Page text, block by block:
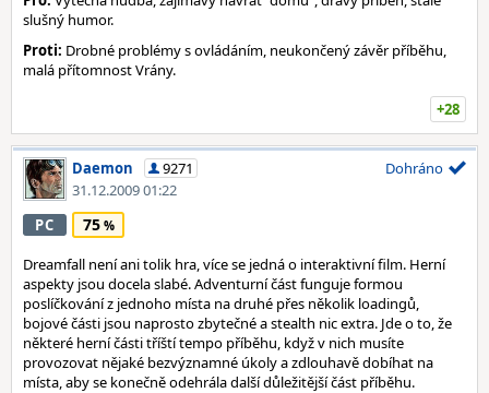
slušný humor.
Proti: Drobné problémy s ovládáním, neukončený závěr příběhu,
malá přítomnost Vrány.
+28
Daemon
9271
31.12.2009 01:22
Dohráno
PC 75
Dreamfall není ani tolik hra, více se jedná o interaktivní film. Herní
aspekty jsou docela slabé. Adventurní část funguje formou
poslíčkování z jednoho místa na druhé přes několik loadingů,
bojové části jsou naprosto zbytečné a stealth nic extra. Jde o to, že
některé herní části tříští tempo příběhu, když v nich musíte
provozovat nějaké bezvýznamné úkoly a zdlouhavě dobíhat na
místa, aby se konečně odehrála další důležitější část příběhu.